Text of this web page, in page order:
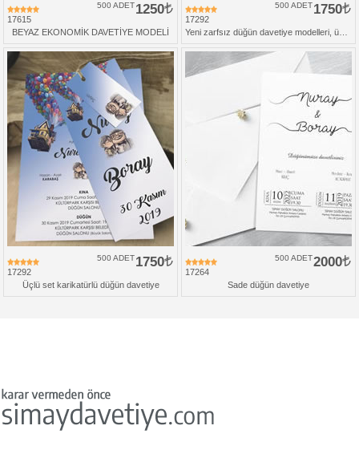
17615
1250
500 ADET
BEYAZ EKONOMİK DAVETİYE MODELİ
17292
1750
500 ADET
17292
1750
500 ADET
Üçlü set karikatürlü düğün davetiye
17264
2000
500 ADET
Sade düğün davetiye